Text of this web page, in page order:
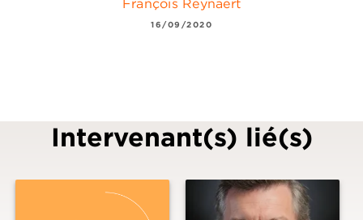
16/09/2020
Intervenant(s) lié(s)